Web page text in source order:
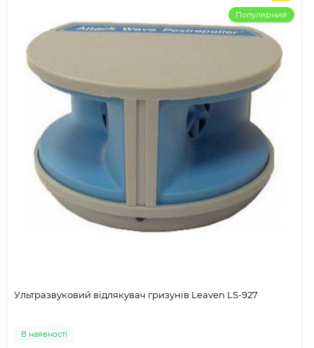
Популярний
Ультразвуковий відлякувач гризунів Leaven LS-927
В наявності